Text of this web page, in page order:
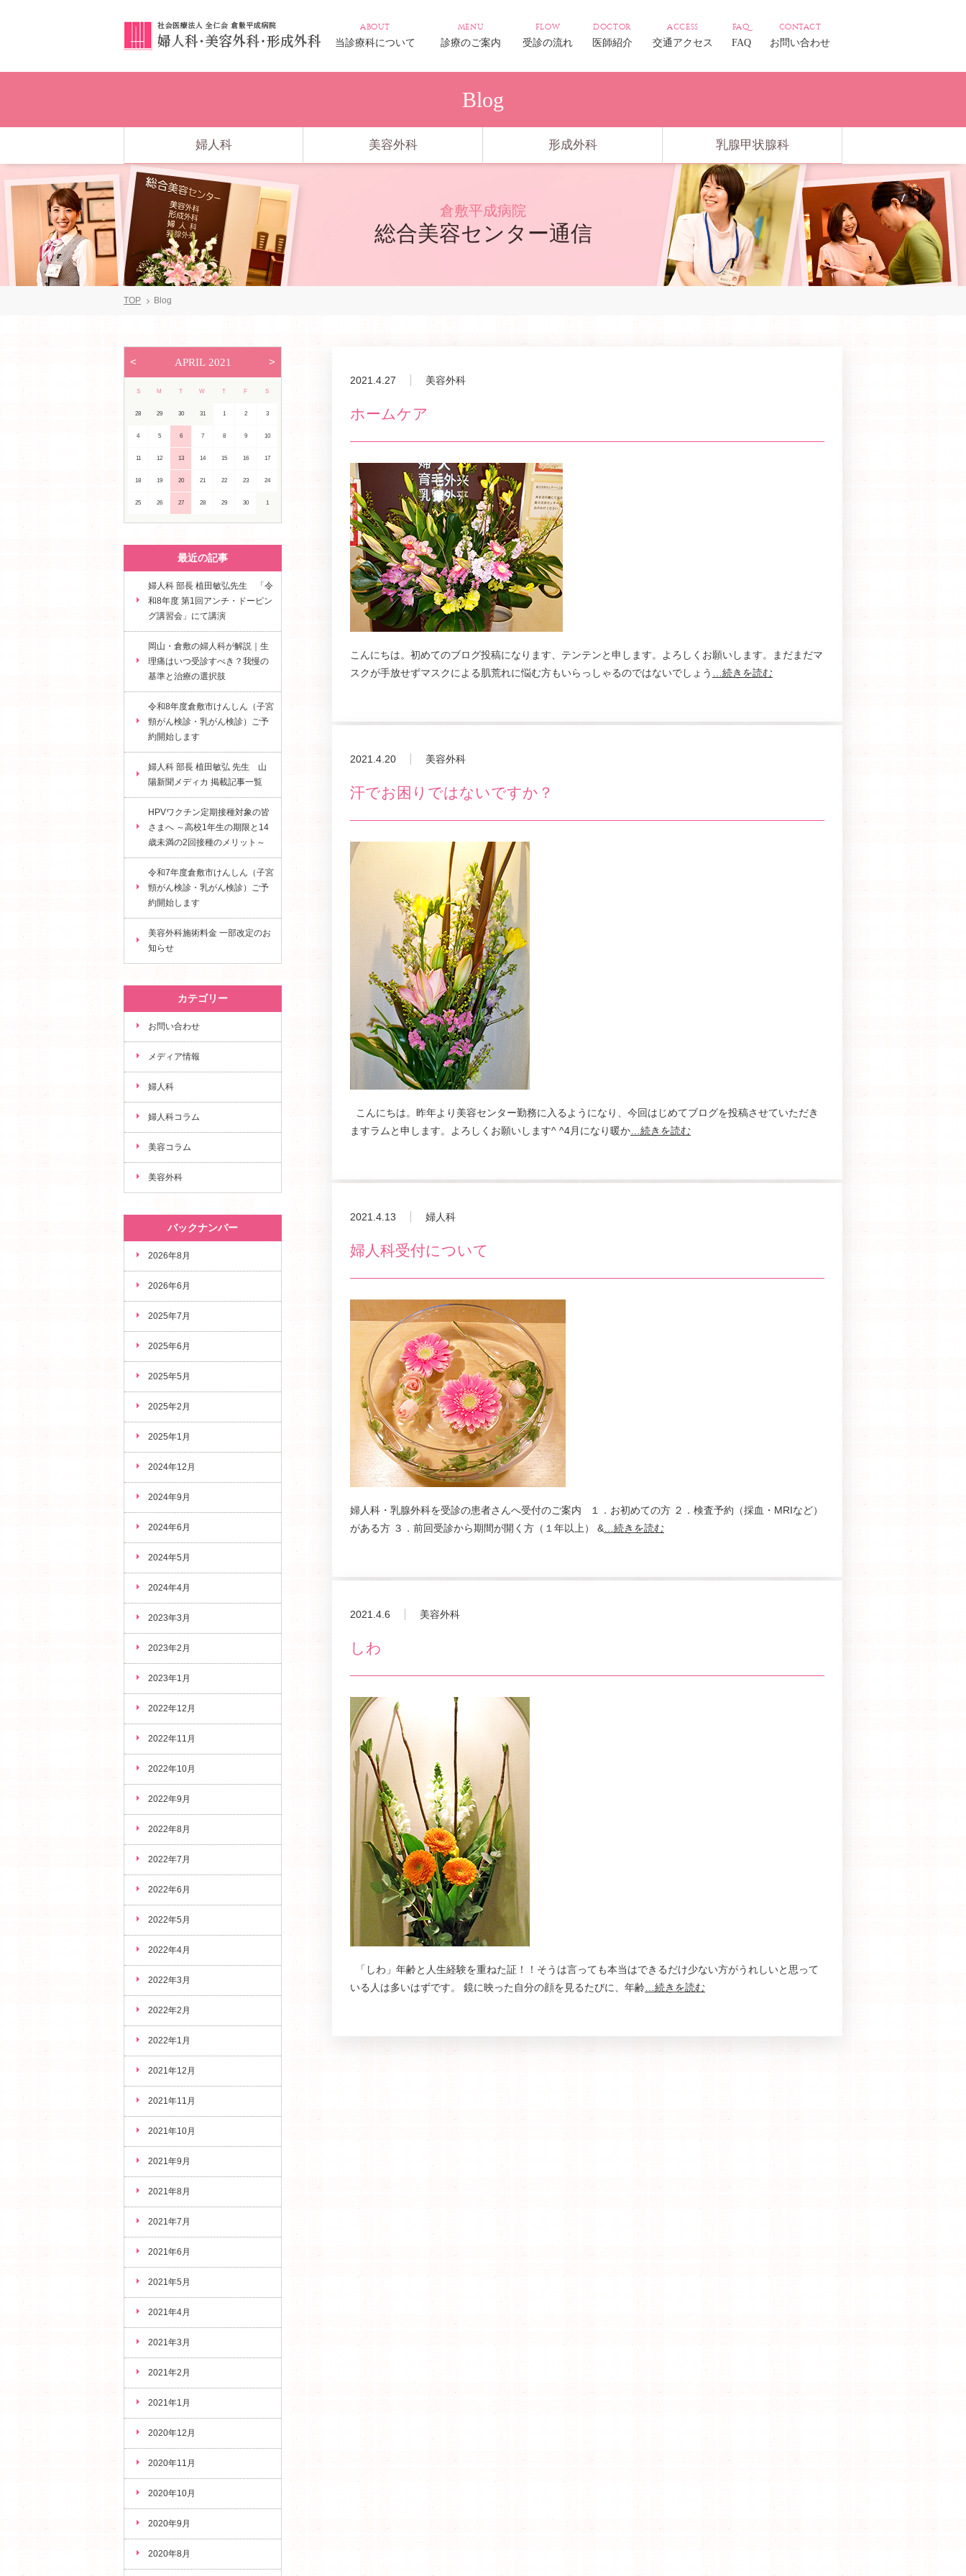
about
当診療科について
menu
診療のご案内
flow
受診の流れ
doctor
医師紹介
access
交通アクセス
faq
FAQ
contact
お問い合わせ
Blog
婦人科 美容外科 形成外科 乳腺甲状腺科
倉敷平成病院
総合美容センター通信
TOP Blog
2021.4.27 美容外科
ホームケア
こんにちは。初めてのブログ投稿になります、テンテンと申します。よろしくお願いします。まだまだマ
スクが手放せずマスクによる肌荒れに悩む方もいらっしゃるのではないでしょう
…続きを読む
2021.4.20 美容外科
汗でお困りではないですか？
こんにちは。昨年より美容センター勤務に入るようになり、今回はじめてブログを投稿させていただき
ますラムと申します。よろしくお願いします^ ^4月になり暖か …続きを読む
2021.4.13 婦人科
婦人科受付について
婦人科・乳腺外科を受診の患者さんへ受付のご案内 １．お初めての方 ２．検査予約（採血・MRIなど）
がある方 ３．前回受診から期間が開く方（１年以上） & …続きを読む
2021.4.6 美容外科
しわ
「しわ」年齢と人生経験を重ねた証！！そうは言っても本当はできるだけ少ない方がうれしいと思って
いる人は多いはずです。 鏡に映った自分の顔を見るたびに、年齢 …続きを読む
< APRIL 2021 >
S M T W T F S
28 29 30 31 1 2 3
4 5 6 7 8 9 10
11 12 13 14 15 16 17
18 19 20 21 22 23 24
25 26 27 28 29 30 1
最近の記事
婦人科 部長 植田敏弘先生 「令
和8年度 第1回アンチ・ドーピン
グ講習会」にて講演
岡山・倉敷の婦人科が解説｜生
理痛はいつ受診すべき？我慢の
基準と治療の選択肢
令和8年度倉敷市けんしん（子宮
頸がん検診・乳がん検診）ご予
約開始します
婦人科 部長 植田敏弘 先生 山
陽新聞メディカ 掲載記事一覧
HPVワクチン定期接種対象の皆
さまへ ～高校1年生の期限と14
歳未満の2回接種のメリット～
令和7年度倉敷市けんしん（子宮
頸がん検診・乳がん検診）ご予
約開始します
美容外科施術料金 一部改定のお
知らせ
カテゴリー
お問い合わせ
メディア情報
婦人科
婦人科コラム
美容コラム
美容外科
バックナンバー
2026年8月
2026年6月
2025年7月
2025年6月
2025年5月
2025年2月
2025年1月
2024年12月
2024年9月
2024年6月
2024年5月
2024年4月
2023年3月
2023年2月
2023年1月
2022年12月
2022年11月
2022年10月
2022年9月
2022年8月
2022年7月
2022年6月
2022年5月
2022年4月
2022年3月
2022年2月
2022年1月
2021年12月
2021年11月
2021年10月
2021年9月
2021年8月
2021年7月
2021年6月
2021年5月
2021年4月
2021年3月
2021年2月
2021年1月
2020年12月
2020年11月
2020年10月
2020年9月
2020年8月